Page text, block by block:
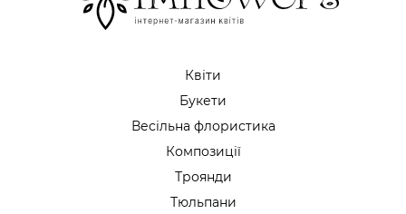
Квіти
Букети
Весільна флористика
Композиції
Троянди
Тюльпани